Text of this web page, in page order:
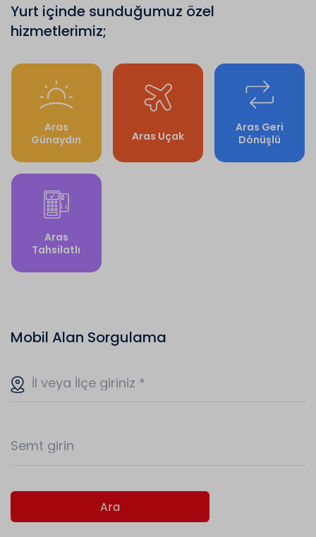
Yurt içinde sunduğumuz özel
hizmetlerimiz;
Aras
Günaydın
Aras Uçak
Aras Geri
Dönüşlü
Aras
Tahsilatlı
Mobil Alan Sorgulama
İl veya İlçe giriniz *
Ara